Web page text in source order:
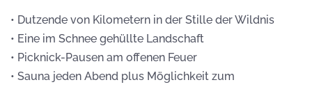
• Dutzende von Kilometern in der Stille der Wildnis
• Eine im Schnee gehüllte Landschaft
• Picknick-Pausen am offenen Feuer
• Sauna jeden Abend plus Möglichkeit zum